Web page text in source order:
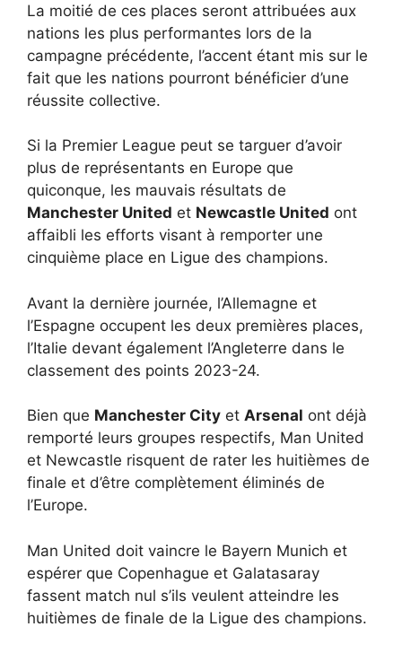
La moitié de ces places seront attribuées aux
nations les plus performantes lors de la
campagne précédente, l’accent étant mis sur le
fait que les nations pourront bénéficier d’une
réussite collective.
Si la Premier League peut se targuer d’avoir
plus de représentants en Europe que
quiconque, les mauvais résultats de
Manchester United et Newcastle United ont
affaibli les efforts visant à remporter une
cinquième place en Ligue des champions.
Avant la dernière journée, l’Allemagne et
l’Espagne occupent les deux premières places,
l’Italie devant également l’Angleterre dans le
classement des points 2023-24.
Bien que Manchester City et Arsenal ont déjà
remporté leurs groupes respectifs, Man United
et Newcastle risquent de rater les huitièmes de
finale et d’être complètement éliminés de
l’Europe.
Man United doit vaincre le Bayern Munich et
espérer que Copenhague et Galatasaray
fassent match nul s’ils veulent atteindre les
huitièmes de finale de la Ligue des champions.